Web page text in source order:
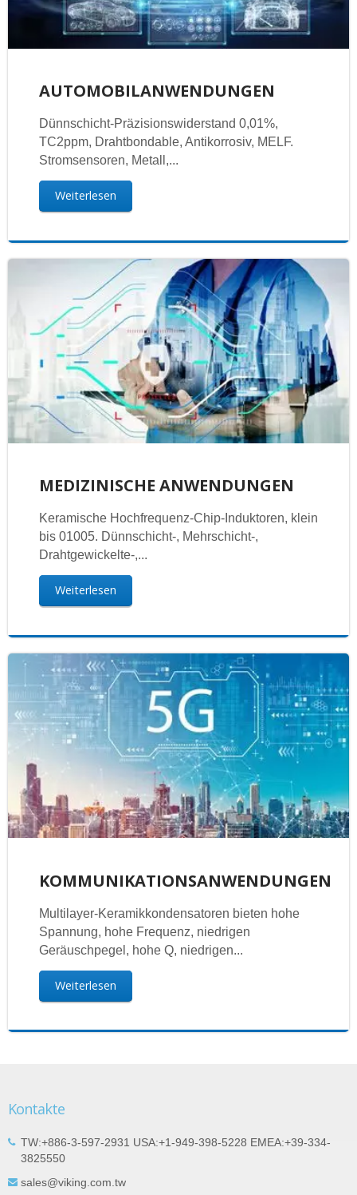
AUTOMOBILANWENDUNGEN
Dünnschicht-Präzisionswiderstand 0,01%,
TC2ppm, Drahtbondable, Antikorrosiv, MELF.
Stromsensoren, Metall,...
Weiterlesen
MEDIZINISCHE ANWENDUNGEN
Keramische Hochfrequenz-Chip-Induktoren, klein
bis 01005. Dünnschicht-, Mehrschicht-,
Drahtgewickelte-,...
Weiterlesen
KOMMUNIKATIONSANWENDUNGEN
Multilayer-Keramikkondensatoren bieten hohe
Spannung, hohe Frequenz, niedrigen
Geräuschpegel, hohe Q, niedrigen...
Weiterlesen
Kontakte
TW:+886-3-597-2931 USA:+1-949-398-5228 EMEA:+39-334-
3825550
sales@viking.com.tw